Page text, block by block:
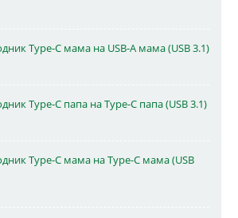
Type-C мама на USB-A мама (USB 3.1)
Type-C папа на Type-C папа (USB 3.1)
Type-C мама на Type-C мама (USB